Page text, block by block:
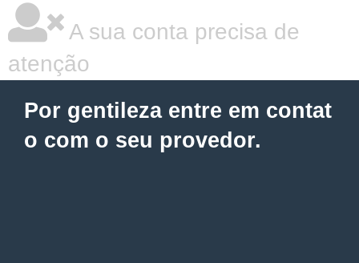
A sua conta precisa de
atenção
Por gentileza entre em contat
o com o seu provedor.